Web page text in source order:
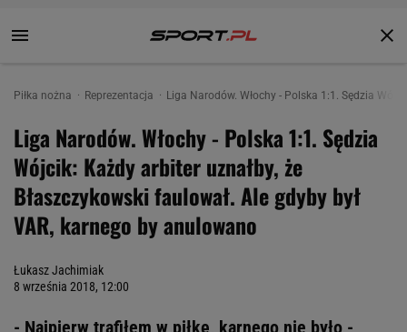
Piłka nożna Reprezentacja Liga Narodów. Włochy - Polska 1:1. Sędzia
Liga Narodów. Włochy - Polska 1:1. Sędzia
Wójcik: Każdy arbiter uznałby, że
Błaszczykowski faulował. Ale gdyby był
VAR, karnego by anulowano
Łukasz Jachimiak
8 września 2018, 12:00
- Najpierw trafiłem w piłkę, karnego nie było -